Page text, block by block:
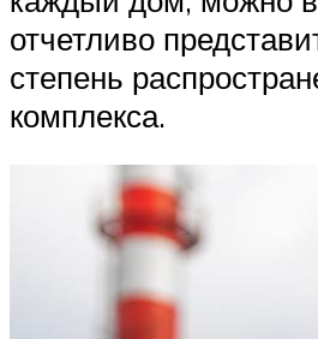
отчетливо
степень
комплекса.